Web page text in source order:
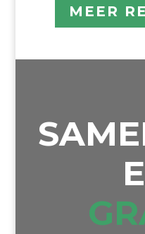
MEER